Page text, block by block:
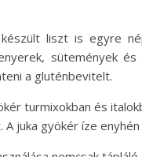
liszt is egyre
sütemények
a gluténbevitelt.
turmixokban és
juka gyökér íze